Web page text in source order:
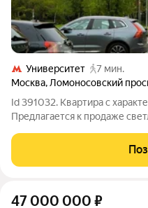
Университет
7 мин.
Москва, Ломоносовский
Id 391032. Квартира с
Предлагается к продаже
одного из самых известных
Продуманная планировка
47 000 000 ₽